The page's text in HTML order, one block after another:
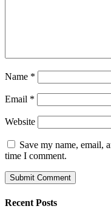
Name *
Email *
Website
Save my name, email,
time I comment.
Recent Posts